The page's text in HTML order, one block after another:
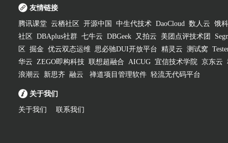
友情链接
腾讯课堂 云栖社区 开源中国 中生代技术 DaoCloud 数人云 饿
社区
DBAplus社群 七牛云 DBGeek 又拍云 美团点评技术团
区
掘金 优云双态运维 思必驰DUI开放平台 精灵云 测试窝
华云 ZEGO即构科技 联想超融合 AICUG 宜信技术学院 京东云
浪潮云
新思齐 融云 禅道项目管理软件 轻流无代码平台
关于我们
关于我们 联系我们